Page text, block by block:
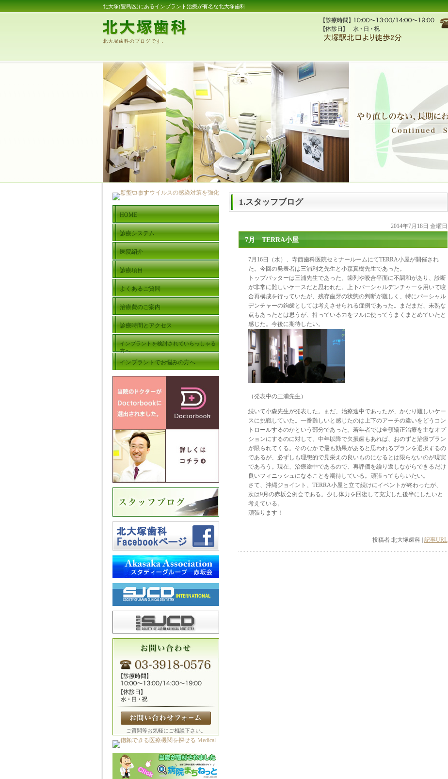
北大塚(豊島区)にあるインプラント治療が有名な北大塚歯科
北大塚歯科のブログです。
1.スタッフブログ
2014年7月18日 金曜日
7月 TERRA小屋
7月16日（水）、寺西歯科医院セミナールームにてTERRA小屋が開催され
た。今回の発表者は三浦利之先生と小森真樹先生であった。
トップバッターは三浦先生であった。歯列や咬合平面に不調和があり、診断
が非常に難しいケースだと思われた。上下パーシャルデンチャーを用いて咬
合再構成を行っていたが、残存歯牙の状態の判断が難しく、特にパーシャル
デンチャーの鉤歯としては考えさせられる症例であった。まだまだ、未熟な
点もあったとは思うが、持っている力をフルに使ってうまくまとめていたと
感じた。今後に期待したい。
（発表中の三浦先生）
続いて小森先生が発表した。まだ、治療途中であったが、かなり難しいケー
スに挑戦していた。一番難しいと感じたのは上下のアーチの違いをどうコン
トロールするのかという部分であった。若年者では全顎矯正治療を主なオプ
ションにするのに対して、中年以降で欠損歯もあれば、おのずと治療プラン
が限られてくる。そのなかで最も効果があると思われるプランを選択するの
であるが、必ずしも理想的で見栄えの良いものになるとは限らないのが現実
であろう。現在、治療途中であるので、再評価を繰り返しながらできるだけ
良いフィニッシュになることを期待している。頑張ってもらいたい。
さて、沖縄ジョイント、TERRA小屋と立て続けにイベントが終わったが、
次は9月の赤坂会例会である。少し体力を回復して充実した後半にしたいと
考えている。
頑張ります！
投稿者 北大塚歯科 | 記事URL
HOME
診療システム
医院紹介
診療項目
よくあるご質問
治療費のご案内
診療時間とアクセス
インプラントを検討されていらっしゃる
方へ
インプラントでお悩みの方へ
ご質問等お気軽にご相談下さい。